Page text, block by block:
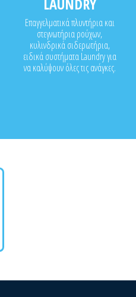
LAUNDRY
Επαγγελματικά πλυντήρια και
στεγνωτήρια ρούχων,
κυλινδρικά σιδερωτήρια,
ειδικά συστήματα Laundry για
να καλύψουν όλες τις ανάγκες.